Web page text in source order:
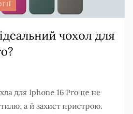
чохол для
для Iphone 16 Pro це не
а й захист пристрою.